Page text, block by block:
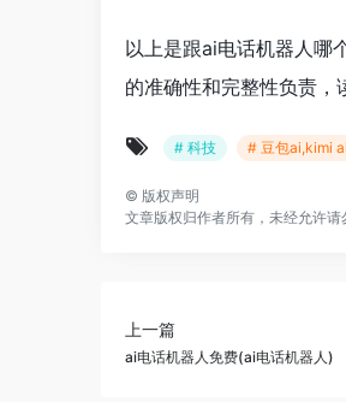
以上是跟ai电话机器人哪
的准确性和完整性负责，
# 科技 # 豆包ai,kimi
© 版权声明
文章版权归作者所有，未经允许请
上一篇
ai电话机器人免费(ai电话机器人)